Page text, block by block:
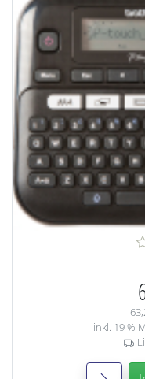
inkl. 19 %